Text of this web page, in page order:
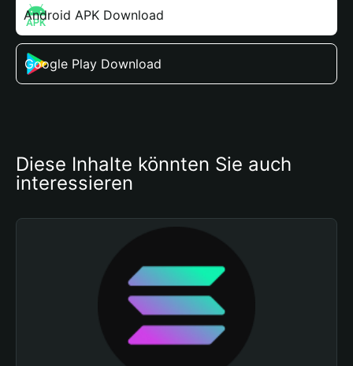
Android APK Download
Google Play Download
Diese Inhalte könnten Sie auch
interessieren